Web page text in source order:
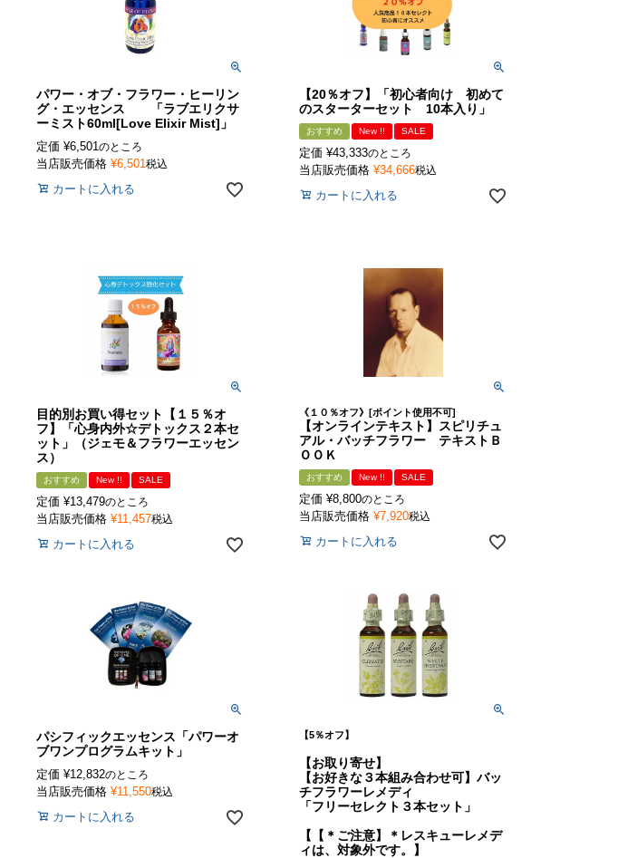
パワー・オブ・フラワー・ヒーリン
グ・エッセンス 「ラブエリクサ
ーミスト60ml[Love Elixir Mist]」
定価 ¥6,501 のところ
当店販売価格 ¥6,501 税込
カートに入れる
【20％オフ】「初心者向け 初めて
のスターターセット 10本入り」
おすすめ New !! SALE
定価 ¥43,333のところ
当店販売価格 ¥34,666税込
カートに入れる
目的別お買い得セット【１５％オ
フ】「心身内外☆デトックス２本セ
ット」（ジェモ＆フラワーエッセン
ス）
おすすめ New !! SALE
定価 ¥13,479のところ
当店販売価格 ¥11,457税込
カートに入れる
《１０％オフ》[ポイント使用不可]
【オンラインテキスト】スピリチュ
アル・バッチフラワー テキストＢ
ＯＯＫ
おすすめ New !! SALE
定価 ¥8,800のところ
当店販売価格 ¥7,920税込
カートに入れる
パシフィックエッセンス「パワーオ
ブワンプログラムキット」
定価 ¥12,832のところ
当店販売価格 ¥11,550税込
カートに入れる
【5％オフ】
【お取り寄せ】
【お好きな３本組み合わせ可】バッ
チフラワーレメディ
「フリーセレクト３本セット」
【【＊ご注意】＊レスキューレメデ
ィは、対象外です。】